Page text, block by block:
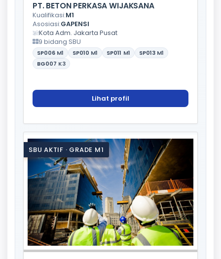
PT. BETON PERKASA WIJAKSANA
Kualifikasi:M1
Asosiasi:GAPENSI
Kota Adm. Jakarta Pusat
9 bidang SBU
SP006 M1 SP010 M1 SP011 M1 SP013 M1
BG007 K3
Lihat profil
SBU AKTIF · GRADE M1